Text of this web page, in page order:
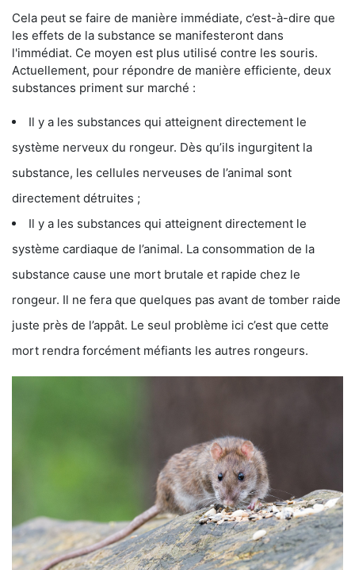
Cela peut se faire de manière immédiate, c’est-à-dire que
les effets de la substance se manifesteront dans
l'immédiat. Ce moyen est plus utilisé contre les souris.
Actuellement, pour répondre de manière efficiente, deux
substances priment sur marché :
Il y a les substances qui atteignent directement le
système nerveux du rongeur. Dès qu’ils ingurgitent la
substance, les cellules nerveuses de l’animal sont
directement détruites ;
Il y a les substances qui atteignent directement le
système cardiaque de l’animal. La consommation de la
substance cause une mort brutale et rapide chez le
rongeur. Il ne fera que quelques pas avant de tomber raide
juste près de l’appât. Le seul problème ici c’est que cette
mort rendra forcément méfiants les autres rongeurs.